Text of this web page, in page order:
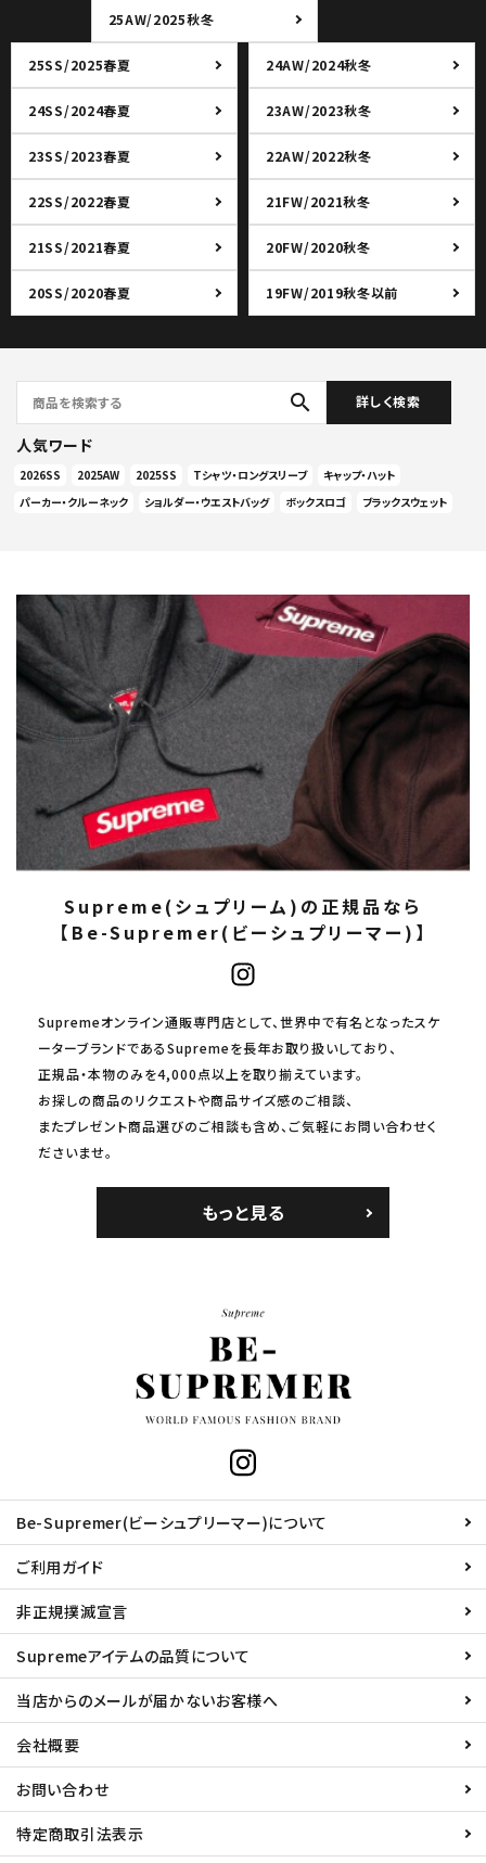
25AW/2025秋冬
25SS/2025春夏 24AW/2024秋冬
24SS/2024春夏 23AW/2023秋冬
23SS/2023春夏 22AW/2022秋冬
22SS/2022春夏 21FW/2021秋冬
21SS/2021春夏 20FW/2020秋冬
20SS/2020春夏 19FW/2019秋冬以前
search 詳しく検索
人気ワード
2026SS 2025AW 2025SS Tシャツ・ロングスリーブ
キャップ・ハット
パーカー・クルーネック
ショルダー・ウエストバッグ ボックスロゴ ブラックスウェット
Supreme(シュプリーム)の正規品なら
【Be-Supremer(ビーシュプリーマー)】
Supremeオンライン通販専門店として、世界中で有名となったスケ
ーターブランドであるSupremeを長年お取り扱いしており、
正規品・本物のみを4,000点以上を取り揃えています。
お探しの商品のリクエストや商品サイズ感のご相談、
またプレゼント商品選びのご相談も含め、ご気軽にお問い合わせく
ださいませ。
もっと見る
Be-Supremer(ビーシュプリーマー)について
ご利用ガイド
非正規撲滅宣言
Supremeアイテムの品質について
当店からのメールが届かないお客様へ
会社概要
お問い合わせ
特定商取引法表示